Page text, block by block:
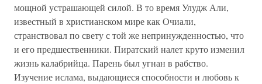
мощной устрашающей силой. В то время Улудж Али,
известный в христианском мире как Очиали,
странствовал по свету с той же непринужденностью, что
и его предшественники. Пиратский налет круто изменил
жизнь калабрийца. Парень был угнан в рабство.
Изучение ислама, выдающиеся способности и любовь к